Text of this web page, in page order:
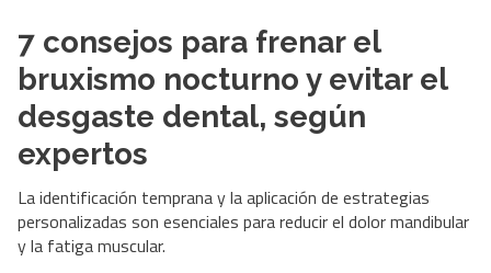
7 consejos para frenar el
bruxismo nocturno y evitar el
desgaste dental, según
expertos
La identificación temprana y la aplicación de estrategias
personalizadas son esenciales para reducir el dolor mandibular
y la fatiga muscular.